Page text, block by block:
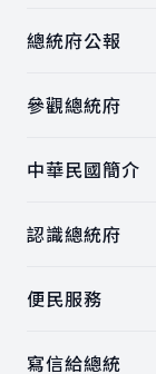
總統府公報
參觀總統府
中華民國簡介
認識總統府
便民服務
寫信給總統